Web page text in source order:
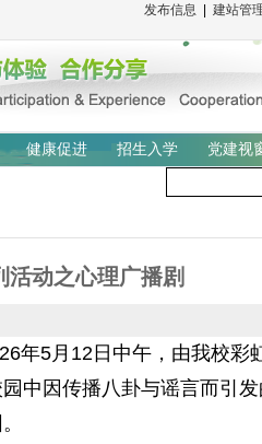
发布信息 建站管
健康促进 招生入学 党建视
动之心理广播剧
年5月12日中午，由我校彩
中因传播八卦与谣言而引发